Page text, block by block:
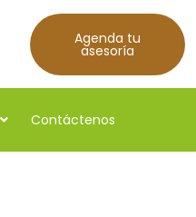
Agenda tu
asesoría
Contáctenos